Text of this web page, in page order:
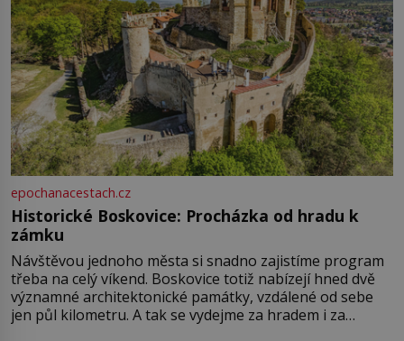
epochanacestach.cz
Historické Boskovice: Procházka od hradu k
zámku
Návštěvou jednoho města si snadno zajistíme program
třeba na celý víkend. Boskovice totiž nabízejí hned dvě
významné architektonické památky, vzdálené od sebe
jen půl kilometru. A tak se vydejme za hradem i za